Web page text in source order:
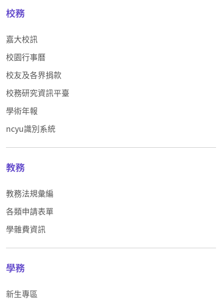
校務
嘉大校訊
校園行事曆
校友及各界捐款
校務研究資訊平臺
學術年報
ncyu識別系統
教務
教務法規彙編
各類申請表單
學雜費資訊
學務
新生專區